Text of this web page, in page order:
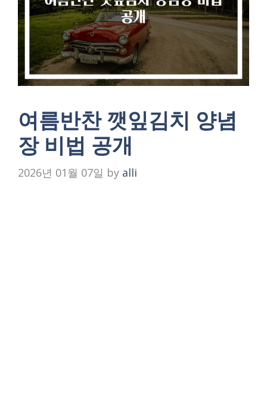
여름반찬 깻잎김치 양념
장 비법 공개
2026년 01월 07일 by alli